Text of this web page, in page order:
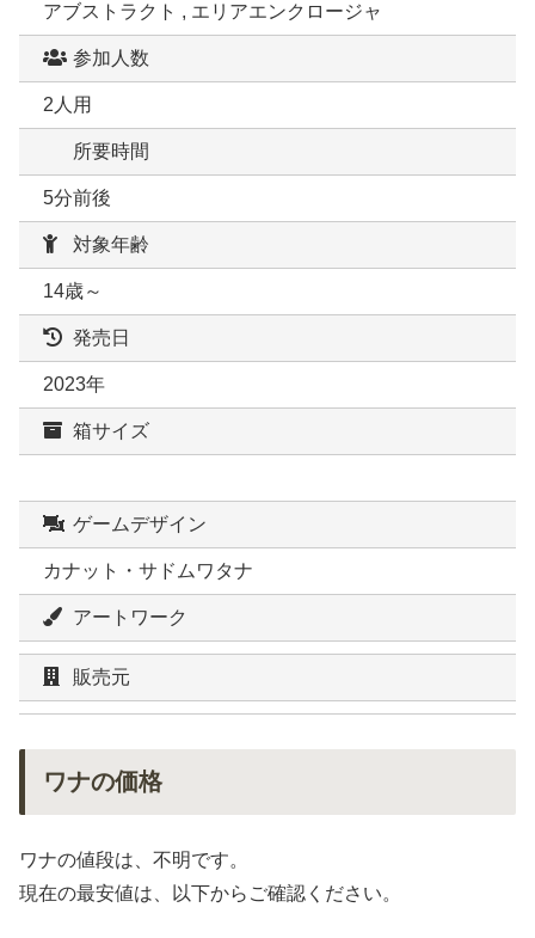
アブストラクト , エリアエンクロージャ
参加人数
2人用
所要時間
5分前後
対象年齢
14歳～
発売日
2023年
箱サイズ
ゲームデザイン
カナット・サドムワタナ
アートワーク
販売元
ワナの価格
ワナの値段は、不明です。
現在の最安値は、以下からご確認ください。